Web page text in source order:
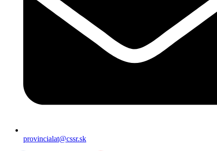
provincialat@cssr.sk